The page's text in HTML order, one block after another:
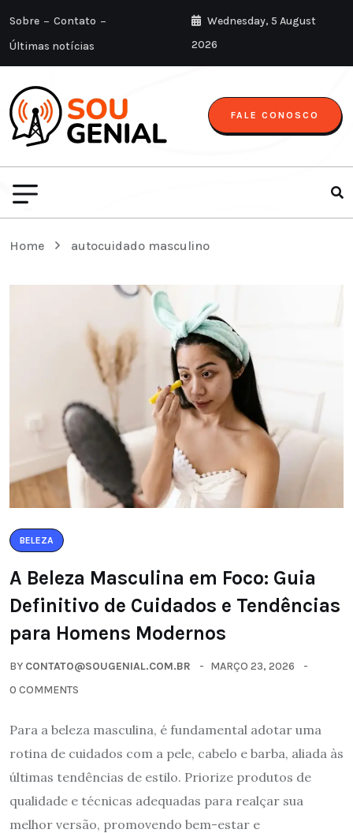
Sobre
Contato
Últimas notícias
Wednesday, 5 August
2026
FALE CONOSCO
Home autocuidado masculino
BELEZA
A Beleza Masculina em Foco: Guia
Definitivo de Cuidados e Tendências
para Homens Modernos
BY CONTATO@SOUGENIAL.COM.BR
MARÇO 23, 2026
0 COMMENTS
Para a beleza masculina, é fundamental adotar uma
rotina de cuidados com a pele, cabelo e barba, aliada às
últimas tendências de estilo. Priorize produtos de
qualidade e técnicas adequadas para realçar sua
melhor versão, promovendo bem-estar e